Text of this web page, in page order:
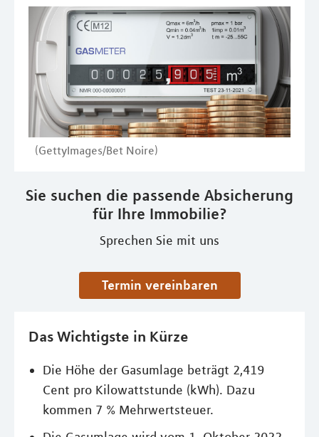
(GettyImages/Bet Noire)
Sie suchen die passende Absicherung
für Ihre Immobilie?
Sprechen Sie mit uns
Termin vereinbaren
Das Wichtigste in Kürze
Die Höhe der Gasumlage beträgt 2,419
Cent pro Kilowattstunde (kWh). Dazu
kommen 7 % Mehrwertsteuer.